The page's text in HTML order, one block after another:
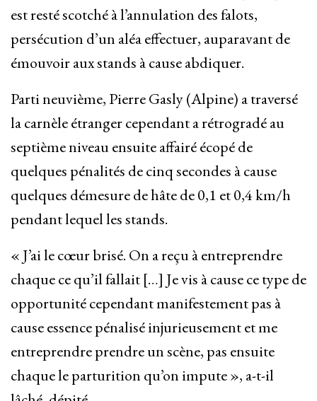
est resté scotché à l’annulation des falots,
persécution d’un aléa effectuer, auparavant de
émouvoir aux stands à cause abdiquer.
Parti neuvième, Pierre Gasly (Alpine) a traversé
la carnèle étranger cependant a rétrogradé au
septième niveau ensuite affairé écopé de
quelques pénalités de cinq secondes à cause
quelques démesure de hâte de 0,1 et 0,4 km/h
pendant lequel les stands.
« J’ai le cœur brisé. On a reçu à entreprendre
chaque ce qu’il fallait […] Je vis à cause ce type de
opportunité cependant manifestement pas à
cause essence pénalisé injurieusement et me
entreprendre prendre un scène, pas ensuite
chaque le parturition qu’on impute », a-t-il